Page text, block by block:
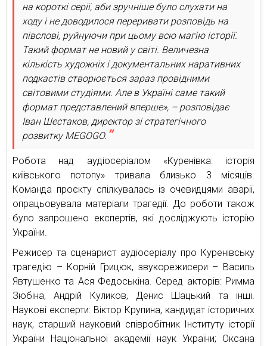
на короткі серії, аби зручніше було слухати на
ходу і не доводилося переривати розповідь на
півслові, руйнуючи при цьому всю магію історії.
Такий формат не новий у світі. Величезна
кількість художніх і документальних наративних
подкастів створюється зараз провідними
світовими студіями. Але в Україні саме такий
формат представлений вперше», – розповідає
Іван Шестаков, директор зі стратегічного
розвитку MEGOGO.
Робота над аудіосеріалом «Куренівка: історія
київського потопу» тривала близько 3 місяців.
Команда проєкту спілкувалась із очевидцями аварії,
опрацьовувала матеріали трагедії. До роботи також
було запрошено експертів, які досліджують історію
України.
Режисер та сценарист аудіосеріалу про Куренівську
трагедію – Корній Грицюк, звукорежисери – Василь
Явтушенко та Ася Федоськіна. Серед акторів: Римма
Зюбіна, Андрій Куликов, Денис Шацький та інші.
Наукові експерти: Віктор Крупина, кандидат історичних
наук, старший науковий співробітник Інституту історії
України Національної академії наук України; Оксана